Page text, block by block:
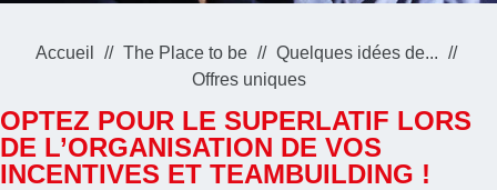
Accueil The Place to be
Quelques idées de...
Offres uniques
OPTEZ POUR LE SUPERLATIF LORS
DE L’ORGANISATION DE VOS
INCENTIVES ET TEAMBUILDING !